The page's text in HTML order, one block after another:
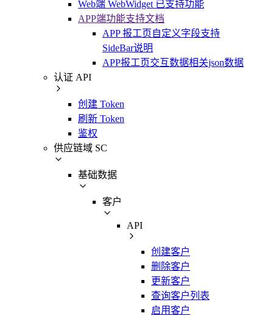
Web端 WebWidget 已支持功能
APP端功能支持文档
APP 报工页自定义字段支持
SideBar说明
APP报工页交互数据相关json数据
认证 API
创建 Token
刷新 Token
鉴权
供应链域 SC
基础数据
客户
API
创建客户
删除客户
更新客户
查询客户列表
启用客户